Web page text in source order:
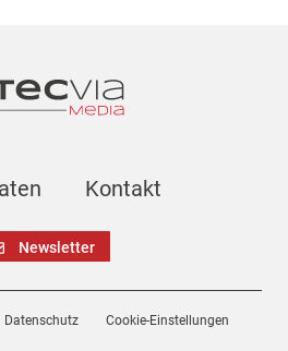
Kontakt
Newsletter
Datenschutz Cookie-Einstellungen